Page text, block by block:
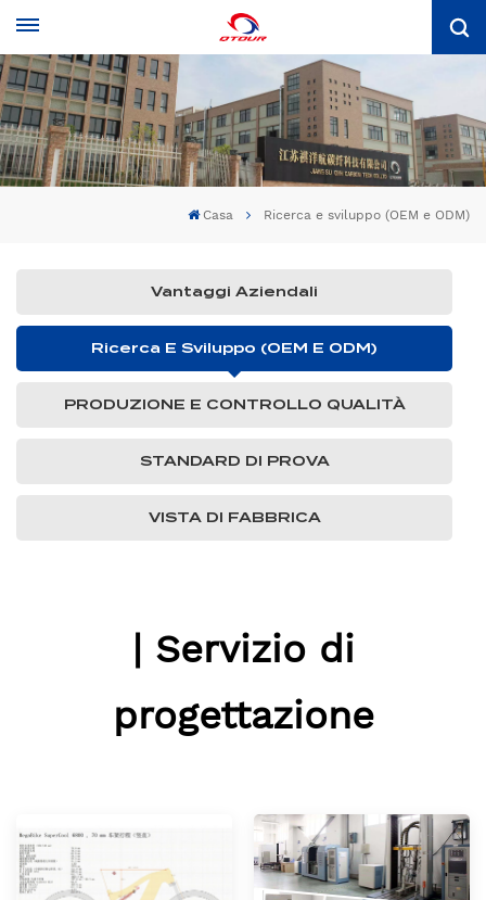
Casa Ricerca e sviluppo (OEM e ODM)
Vantaggi Aziendali
Ricerca E Sviluppo (OEM E ODM)
PRODUZIONE E CONTROLLO QUALITÀ
STANDARD DI PROVA
VISTA DI FABBRICA
| Servizio di
progettazione